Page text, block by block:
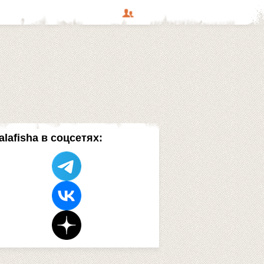
в соцсетях: